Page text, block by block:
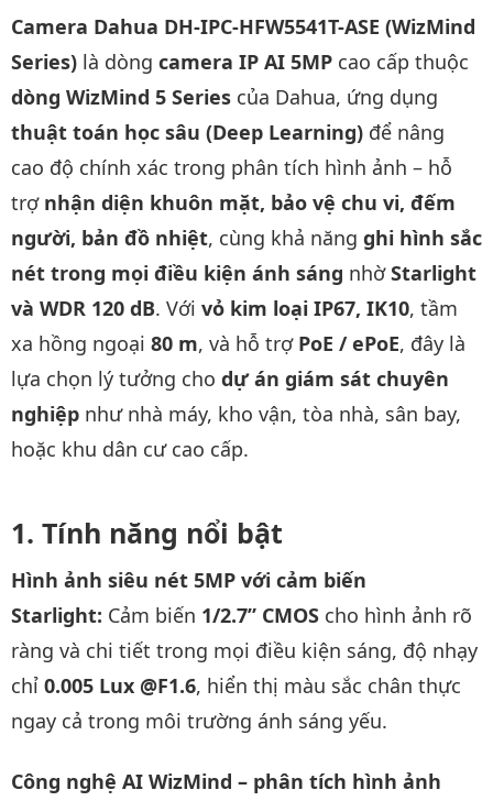
Camera Dahua DH-IPC-HFW5541T-ASE (WizMind
Series) là dòng camera IP AI 5MP cao cấp thuộc
dòng WizMind 5 Series của Dahua, ứng dụng
thuật toán học sâu (Deep Learning) để nâng
cao độ chính xác trong phân tích hình ảnh – hỗ
trợ nhận diện khuôn mặt, bảo vệ chu vi, đếm
người, bản đồ nhiệt, cùng khả năng ghi hình sắc
nét trong mọi điều kiện ánh sáng nhờStarlight
và WDR 120 dB. Với vỏ kim loại IP67, IK10, tầm
xa hồng ngoại 80 m, và hỗ trợ PoE / ePoE, đây là
lựa chọn lý tưởng cho dự án giám sát chuyên
nghiệp như nhà máy, kho vận, tòa nhà, sân bay,
hoặc khu dân cư cao cấp.
Tính năng nổi bật
Hình ảnh siêu nét 5MP với cảm biến
Starlight: Cảm biến 1/2.7” CMOS cho hình ảnh rõ
ràng và chi tiết trong mọi điều kiện sáng, độ nhạy
chỉ 0.005 Lux @F1.6, hiển thị màu sắc chân thực
ngay cả trong môi trường ánh sáng yếu.
Công nghệ AI WizMind – phân tích hình ảnh